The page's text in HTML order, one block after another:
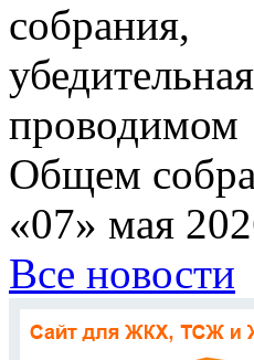
собрания,
проводимом
Общем
«07» мая
Все новости